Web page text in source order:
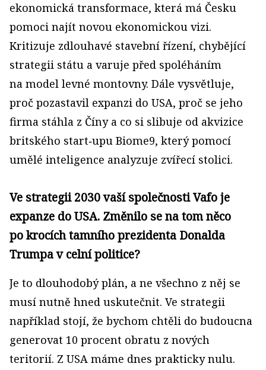
ekonomická transformace, která má Česku
pomoci najít novou ekonomickou vizi.
Kritizuje zdlouhavé stavební řízení, chybějící
strategii státu a varuje před spoléháním
na model levné montovny. Dále vysvětluje,
proč pozastavil expanzi do USA, proč se jeho
firma stáhla z Číny a co si slibuje od akvizice
britského start‑upu Biome9, který pomocí
umělé inteligence analyzuje zvířecí stolici.
Ve strategii 2030 vaší společnosti Vafo je
expanze do USA. Změnilo se na tom něco
po krocích tamního prezidenta Donalda
Trumpa v celní politice?
Je to dlouhodobý plán, a ne všechno z něj se
musí nutně hned uskutečnit. Ve strategii
například stojí, že bychom chtěli do budoucna
generovat 10 procent obratu z nových
teritorií. Z USA máme dnes prakticky nulu.